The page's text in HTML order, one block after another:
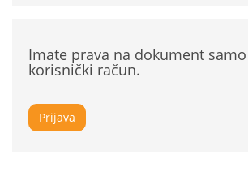
Imate prava na dokument
korisnički račun.
Prijava